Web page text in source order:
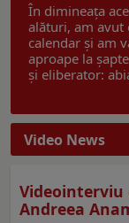
În dimineața
alături, am avut
calendar și am
aproape la
și eliberator:
Video News
Andreea